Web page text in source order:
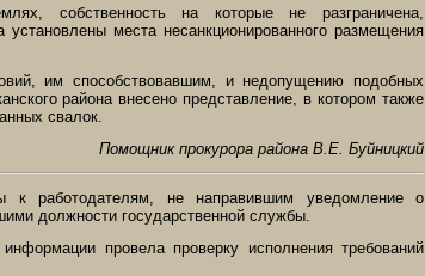
собственность на которые не разграничена,
места несанкционированного размещения
им способствовавшим, и недопущению подобных
района внесено представление, в котором также
свалок.
Помощник прокурора района В.Е. Буйницкий
к работодателям, не направившим уведомление о
должности государственной службы.
провела проверку исполнения требований